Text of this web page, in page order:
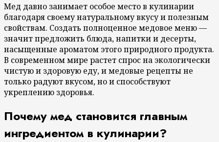
Мед давно занимает особое место в кулинарии
благодаря своему натуральному вкусу и полезным
свойствам. Создать полноценное медовое меню —
значит предложить блюда, напитки и десерты,
насыщенные ароматом этого природного продукта.
В современном мире растет спрос на экологически
чистую и здоровую еду, и медовые рецепты не
только радуют вкусом, но и способствуют
укреплению здоровья.
Почему мед становится главным
ингредиентом в кулинарии?